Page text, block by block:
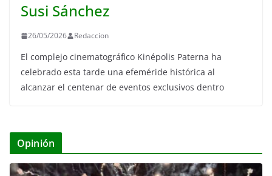
Susi Sánchez
26/05/2026 Redaccion
El complejo cinematográfico Kinépolis Paterna ha
celebrado esta tarde una efeméride histórica al
alcanzar el centenar de eventos exclusivos dentro
Opinión